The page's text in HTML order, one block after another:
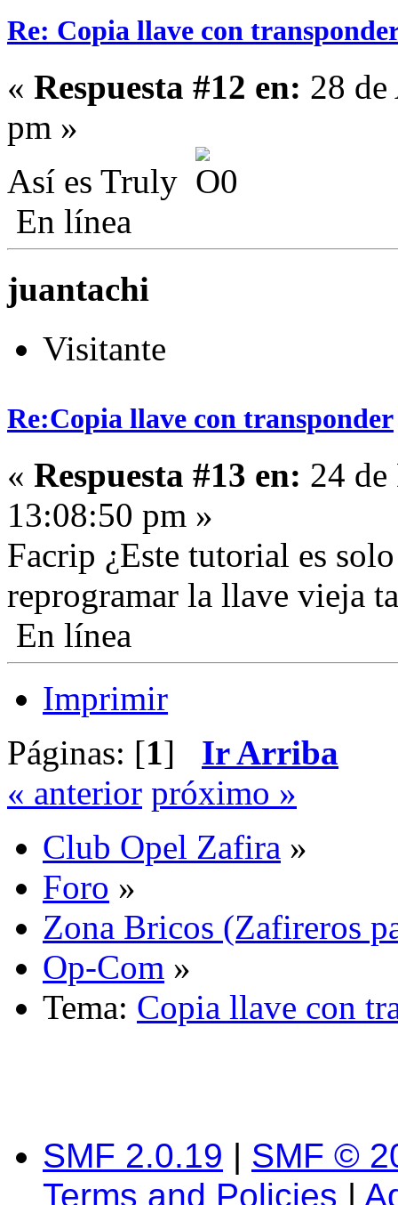
Re: Copia llave con
« Respuesta #12 en: 28
pm »
Así es Truly
En línea
juantachi
Visitante
Re:Copia llave con transponder
« Respuesta #13 en: 24
13:08:50 pm »
Facrip ¿Este tutorial es
reprogramar la llave vieja
En línea
Imprimir
Páginas: [1] Ir Arriba
« anterior próximo »
Club Opel Zafira »
Foro »
Zona Bricos (Zafireros
Op-Com »
Tema: Copia llave con
SMF 2.0.19 | SMF ©
Terms and Policies |